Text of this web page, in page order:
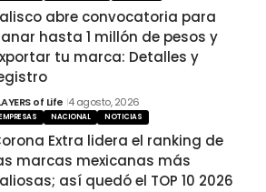
abre convocatoria para
hasta 1 millón de pesos y
tu marca: Detalles y
of Life 4 agosto, 2026
NACIONAL NOTICIAS
Extra lidera el ranking de
marcas mexicanas más
así quedó el TOP 10 2026